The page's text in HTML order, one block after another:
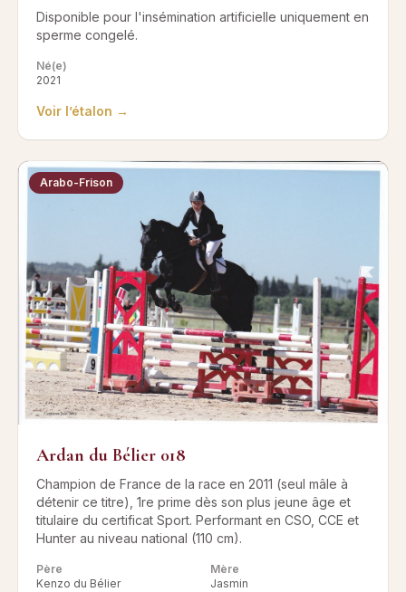
Disponible pour l'insémination artificielle uniquement en
sperme congelé.
Né(e)
2021
Voir l’étalon →
Arabo-Frison
Ardan du Bélier 018
Champion de France de la race en 2011 (seul mâle à
détenir ce titre), 1re prime dès son plus jeune âge et
titulaire du certificat Sport. Performant en CSO, CCE et
Hunter au niveau national (110 cm).
Père
Kenzo du Bélier
Mère
Jasmin